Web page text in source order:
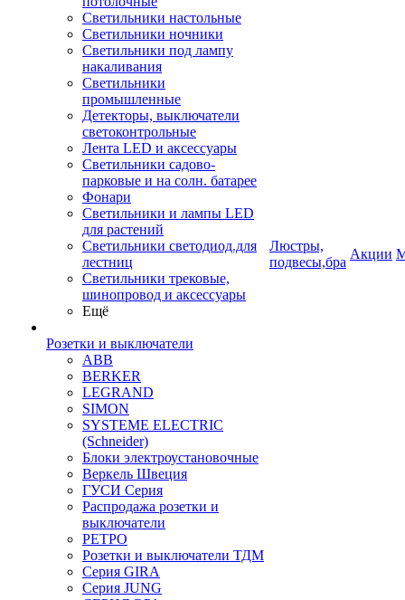
Светильники настольные
Светильники ночники
Светильники под лампу
накаливания
Светильники
промышленные
Детекторы, выключатели
светоконтрольные
Лента LED и аксессуары
Светильники садово-
парковые и на солн. батарее
Фонари
Светильники и лампы LED
для растений
Светильники светодиод.для
лестниц
Светильники трековые,
шинопровод и аксессуары
Ещё
Розетки и выключатели
ABB
BERKER
LEGRAND
SIMON
SYSTEME ELECTRIC
(Schneider)
Блоки электроустановочные
Веркель Швеция
ГУСИ Серия
Распродажа розетки и
выключатели
РЕТРО
Розетки и выключатели ТДМ
Серия GIRA
Серия JUNG
Люстры,
подвесы,бра
Акции